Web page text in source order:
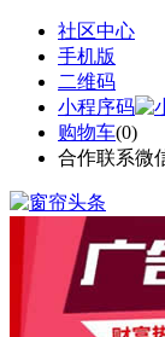
社区中心
手机版
二维码
小程序码
购物车(0)
合作联系微